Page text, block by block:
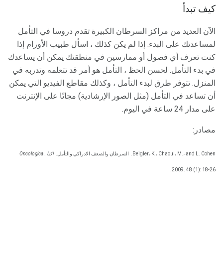
كيف تبدأ
الآن العديد من مراكز السرطان الكبيرة تقدم دروسا في التأمل
لمساعدتك على البدء. إذا لم يكن كذلك ، اسأل طبيب الأورام إذا
كنت تعرف أي فصول أو ممارسين في منطقتك يمكن أن يساعدك
في بدء التأمل. لحسن الحظ ، التأمل هو أمر قد تتعلمه وتدربه في
المنزل. تتوفر طرق لبدء التأمل ، وكذلك مقاطع الفيديو التي يمكن
أن تساعد في التأمل (مثل الصور الإرشادية) مجانًا على الإنترنت
على مدار 24 ساعة في اليوم.
مصادر:
Beigler، K.، Chaoul، M.، and L. Cohen. السرطان والضعف الادراكي والتأمل. اكتا Oncologica .
2009. 48 (1): 18-26.